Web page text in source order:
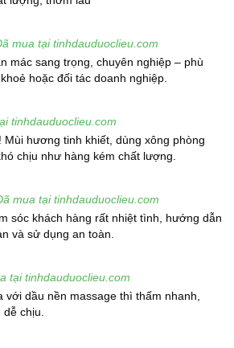
costus
Loài này được (Falc.) Lipsch.
đầu tiên năm 1964
Hương được chiết xuất bằng
cất hơi nước, giúp bảo tồn
phần hoạt chất tự nhiên có trong
có màu vàng đến vàng nâu
tỷ trọng dao động từ 0.966 –
là một loại tinh dầu có mùi rất
biết, mang lại cảm giác thư
Học
Hương chứa nhiều thành
mua tại tinhdauduoclieu.com
mác sang trọng, chuyên nghiệp – phù
hoặc đối tác doanh nghiệp.
tinhdauduoclieu.com
Mùi hương tinh khiết, dùng xông phòng
chịu như hàng kém chất lượng.
mua tại tinhdauduoclieu.com
sóc khách hàng rất nhiệt tình, hướng dẫn
và sử dụng an toàn.
tại tinhdauduoclieu.com
với dầu nền massage thì thấm nhanh,
chịu.